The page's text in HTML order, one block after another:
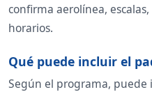
confirma aerolínea,
horarios.
Qué puede incluir el
Según el programa, puede